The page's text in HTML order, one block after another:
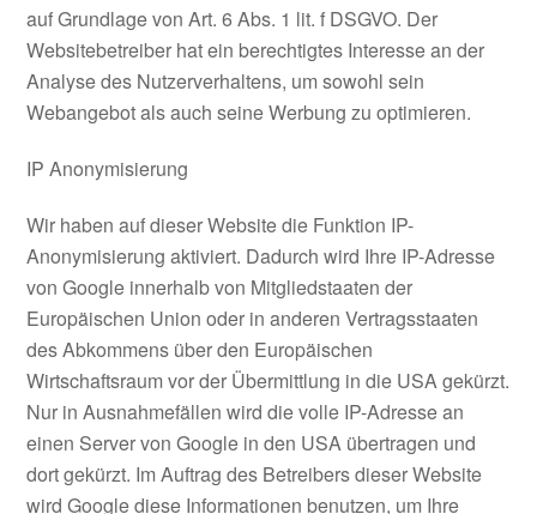
auf Grundlage von Art. 6 Abs. 1 lit. f DSGVO. Der
Websitebetreiber hat ein berechtigtes Interesse an der
Analyse des Nutzerverhaltens, um sowohl sein
Webangebot als auch seine Werbung zu optimieren.
IP Anonymisierung
Wir haben auf dieser Website die Funktion IP-
Anonymisierung aktiviert. Dadurch wird Ihre IP-Adresse
von Google innerhalb von Mitgliedstaaten der
Europäischen Union oder in anderen Vertragsstaaten
des Abkommens über den Europäischen
Wirtschaftsraum vor der Übermittlung in die USA gekürzt.
Nur in Ausnahmefällen wird die volle IP-Adresse an
einen Server von Google in den USA übertragen und
dort gekürzt. Im Auftrag des Betreibers dieser Website
wird Google diese Informationen benutzen, um Ihre